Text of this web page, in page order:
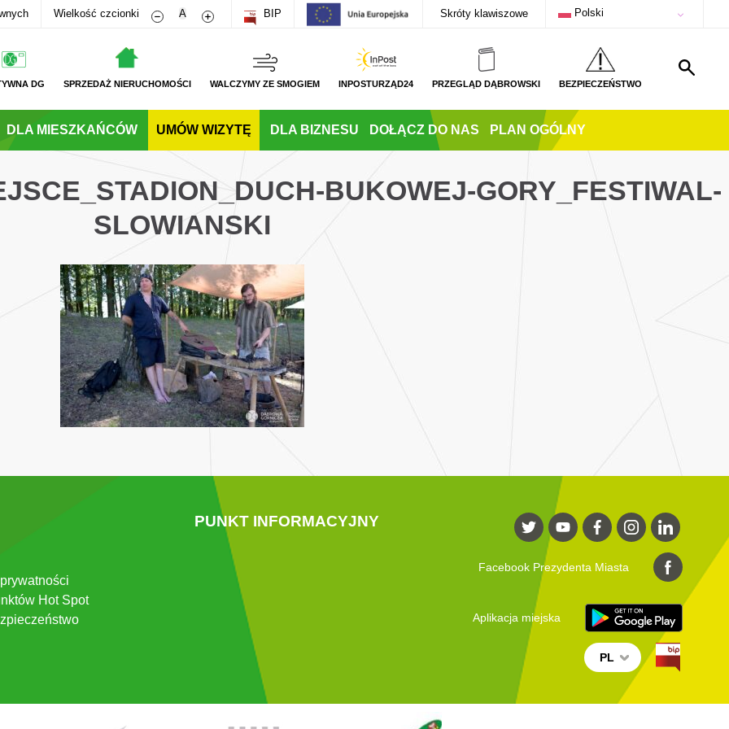
Wielkość czcionki Zmniejsz rozmiar czcionki
A Zwiększ rozmiar czcionki
BIP Skróty klawiszowe Polski
DG SPRZEDAŻ NIERUCHOMOŚCI WALCZYMY ZE SMOGIEM INPOSTURZĄD24 PRZEGLĄD DĄBROWSKI BEZPIECZEŃSTWO
DLA MIESZKAŃCÓW UMÓW WIZYTĘ DLA BIZNESU DOŁĄCZ DO NAS PLAN OGÓLNY
BUKOWEJ-GORY_FESTIWAL-
SLOWIANSKI
Hot Spot
PUNKT INFORMACYJNY
Facebook Prezydenta Miasta
Aplikacja miejska
PL